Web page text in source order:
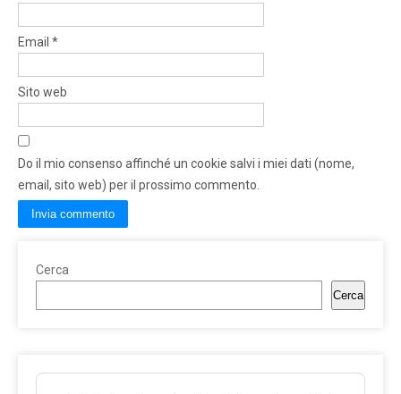
Email *
Sito web
Do il mio consenso affinché un cookie salvi i miei dati (nome,
email, sito web) per il prossimo commento.
Cerca
Cerca